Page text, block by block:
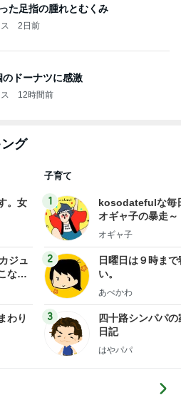
た足指の腫れとむくみ
2日前
ドーナツに感激
12時間前
グ
。女
ジュ
なす
グ
わり
子育て
1
kosodatefulな毎
オギャ子の暴走～
オギャ子
2
日曜日は９時まで
い。
あべかわ
3
四十路シンパパの
日記
はやパパ